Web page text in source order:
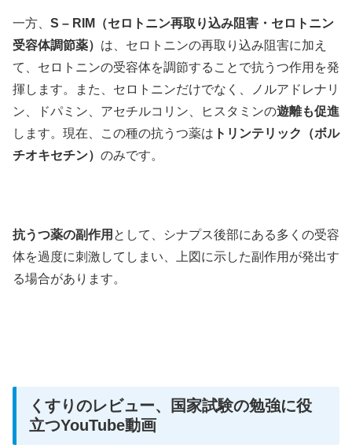
一方、 S – RIM（セロトニン再取り込み阻害・セロトニン
受容体調節薬） は、セロトニンの再取り込み阻害に加え
て、セロトニンの受容体を調節することで抗うつ作用を発
揮します。また、セロトニンだけでなく、ノルアドレナリ
ン、ドパミン、アセチルコリン、ヒスタミンの遊離も促進
します。現在、この種の抗うつ薬は トリンテリック（ボル
チオキセチン） のみです。
抗うつ薬の副作用 として、シナプス後部にある多くの受容
体を過度に刺激してしまい、上図に示した副作用が発出す
る場合があります。
くすりのレビュー、国家試験の勉強に役
立つYouTube動画